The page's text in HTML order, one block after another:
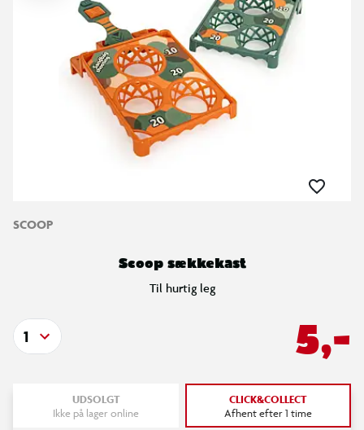
SCOOP
Scoop sækkekast
Til hurtig leg
5,-
1
UDSOLGT
Ikke på lager online
CLICK&COLLECT
Afhent efter 1 time